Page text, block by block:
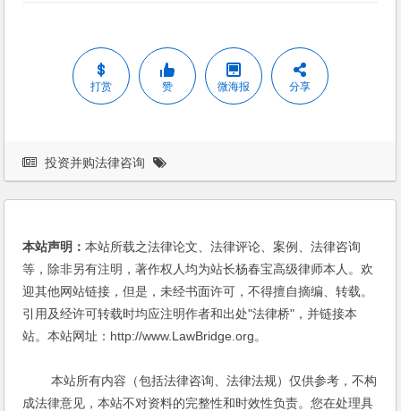
打赏 赞 微海报 分享
投资并购法律咨询
本站声明：本站所载之法律论文、法律评论、案例、法律咨询
等，除非另有注明，著作权人均为站长杨春宝高级律师本人。欢
迎其他网站链接，但是，未经书面许可，不得擅自摘编、转载。
引用及经许可转载时均应注明作者和出处"法律桥"，并链接本
站。本站网址：http://www.LawBridge.org。
本站所有内容（包括法律咨询、法律法规）仅供参考，不构
成法律意见，本站不对资料的完整性和时效性负责。您在处理具